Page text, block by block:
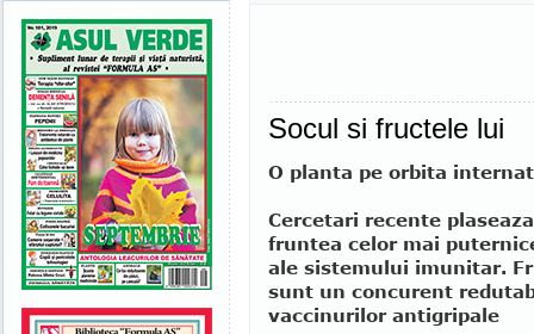
Socul si fructele lui
O planta pe orbita
Cercetari recente
fruntea celor mai
ale sistemului imunitar.
sunt un concurent
vaccinurilor antigripale